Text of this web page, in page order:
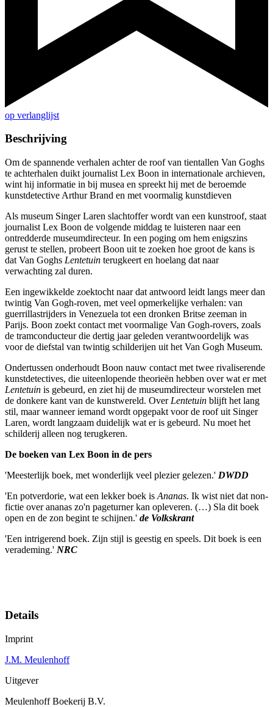
op verlanglijst
Beschrijving
Om de spannende verhalen achter de roof van tientallen Van Goghs
te achterhalen duikt journalist Lex Boon in internationale archieven,
wint hij informatie in bij musea en spreekt hij met de beroemde
kunstdetective Arthur Brand en met voormalig kunstdieven
Als museum Singer Laren slachtoffer wordt van een kunstroof, staat
journalist Lex Boon de volgende middag te luisteren naar een
ontredderde museumdirecteur. In een poging om hem enigszins
gerust te stellen, probeert Boon uit te zoeken hoe groot de kans is
dat Van Goghs Lentetuin terugkeert en hoelang dat naar
verwachting zal duren.
Een ingewikkelde zoektocht naar dat antwoord leidt langs meer dan
twintig Van Gogh-roven, met veel opmerkelijke verhalen: van
guerrillastrijders in Venezuela tot een dronken Britse zeeman in
Parijs. Boon zoekt contact met voormalige Van Gogh-rovers, zoals
de tramconducteur die dertig jaar geleden verantwoordelijk was
voor de diefstal van twintig schilderijen uit het Van Gogh Museum.
Ondertussen onderhoudt Boon nauw contact met twee rivaliserende
kunstdetectives, die uiteenlopende theorieën hebben over wat er met
Lentetuin is gebeurd, en ziet hij de museumdirecteur worstelen met
de donkere kant van de kunstwereld. Over Lentetuin blijft het lang
stil, maar wanneer iemand wordt opgepakt voor de roof uit Singer
Laren, wordt langzaam duidelijk wat er is gebeurd. Nu moet het
schilderij alleen nog terugkeren.
De boeken van Lex Boon in de pers
'Meesterlijk boek, met wonderlijk veel plezier gelezen.' DWDD
'En potverdorie, wat een lekker boek is Ananas. Ik wist niet dat non-
fictie over ananas zo'n pageturner kan opleveren. (…) Sla dit boek
open en de zon begint te schijnen.' de Volkskrant
'Een intrigerend boek. Zijn stijl is geestig en speels. Dit boek is een
verademing.' NRC
Details
Imprint
J.M. Meulenhoff
Uitgever
Meulenhoff Boekerij B.V.